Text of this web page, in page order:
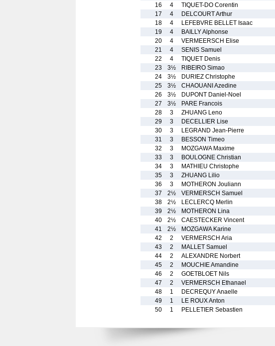
16
4 TIQUET-DO Corentin
17
4 DELCOURT Arthur
18
4 LEFEBVRE BELLET Isaac
19
4 BAILLY Alphonse
20
4 VERMEERSCH Elise
21
4 SENIS Samuel
22
4 TIQUET Denis
23
3½ RIBEIRO Simao
24
3½ DURIEZ Christophe
25
3½ CHAOUANI Azedine
26
3½ DUPONT Daniel-Noel
27
3½ PARE Francois
28
3 ZHUANG Leno
29
3 DECELLIER Lise
30
3 LEGRAND Jean-Pierre
31
3 BESSON Timeo
32
3 MOZGAWA Maxime
33
3 BOULOGNE Christian
34
3 MATHIEU Christophe
35
3 ZHUANG Lilio
36
3 MOTHERON Jouliann
37
2½ VERMERSCH Samuel
38
2½ LECLERCQ Merlin
39
2½ MOTHERON Lina
40
2½ CAESTECKER Vincent
41
2½ MOZGAWA Karine
42
2 VERMERSCH Aria
43
2 MALLET Samuel
44
2 ALEXANDRE Norbert
45
2 MOUCHIE Amandine
46
2 GOETBLOET Nils
47
2 VERMERSCH Ethanael
48
1 DECREQUY Anaelle
49
1 LE ROUX Anton
50
1 PELLETIER Sebastien